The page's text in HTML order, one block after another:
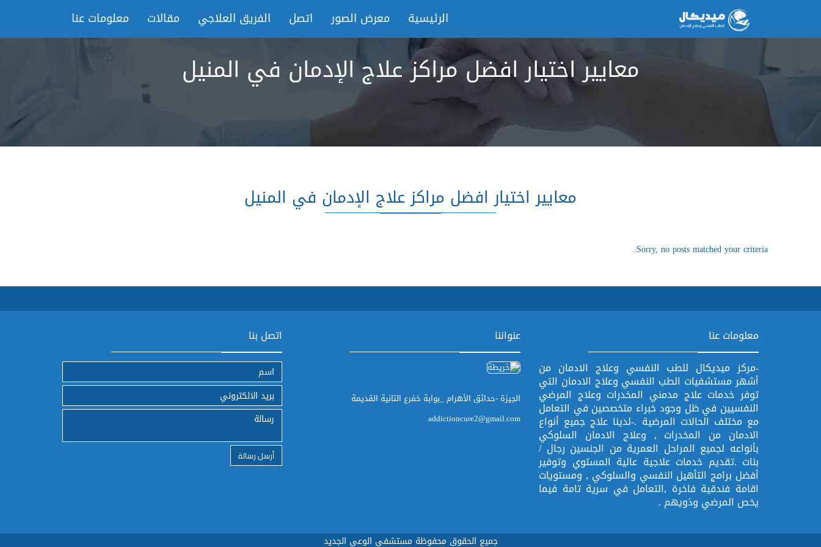
الرئيسية معرض الصور اتصل الفريق العلاجي مقالات معلومات عنا
معايير اختيار افضل مراكز علاج الإدمان في المنيل
معايير اختيار افضل مراكز علاج الإدمان في المنيل
Sorry, no posts matched your criteria.
معلومات عنا
-مركز ميديكال للطب النفسي وعلاج الادمان من
أشهر مستشفيات الطب النفسي وعلاج الادمان التي
توفر خدمات علاج مدمني المخدرات وعلاج المرضي
النفسيين في ظل وجود خبراء متخصصين في التعامل
مع مختلف الحالات المرضية .-لدينا علاج جميع أنواع
الادمان من المخدرات , وعلاج الادمان السلوكي
بأنواعه لجميع المراحل العمرية من الجنسين رجال /
بنات .تقديم خدمات علاجية عالية المستوي وتوفير
أفضل برامج التأهيل النفسي والسلوكي , ومستويات
اقامة فندقية فاخرة ,التعامل في سرية تامة فيما
يخص المرضي وذويهم .
عنواننا
الجيزة -حدائق الأهرام _بوابة خفرع التانية القديمة
addictioncure2@gmail.com
اتصل بنا
أرسل رسالة
جميع الحقوق محفوظة مستشفي الوعي الجديد